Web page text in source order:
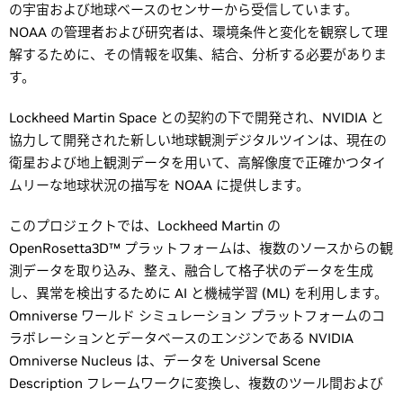
の宇宙および地球ベースのセンサーから受信しています。
NOAA の管理者および研究者は、環境条件と変化を観察して理
解するために、その情報を収集、結合、分析する必要がありま
す。
Lockheed Martin Space との契約の下で開発され、NVIDIA と
協力して開発された新しい地球観測デジタルツインは、現在の
衛星および地上観測データを用いて、高解像度で正確かつタイ
ムリーな地球状況の描写を NOAA に提供します。
このプロジェクトでは、Lockheed Martin の
OpenRosetta3D™ プラットフォームは、複数のソースからの観
測データを取り込み、整え、融合して格子状のデータを生成
し、異常を検出するために AI と機械学習 (ML) を利用します。
Omniverse ワールド シミュレーション プラットフォームのコ
ラボレーションとデータベースのエンジンである NVIDIA
Omniverse Nucleus は、データを Universal Scene
Description フレームワークに変換し、複数のツール間および